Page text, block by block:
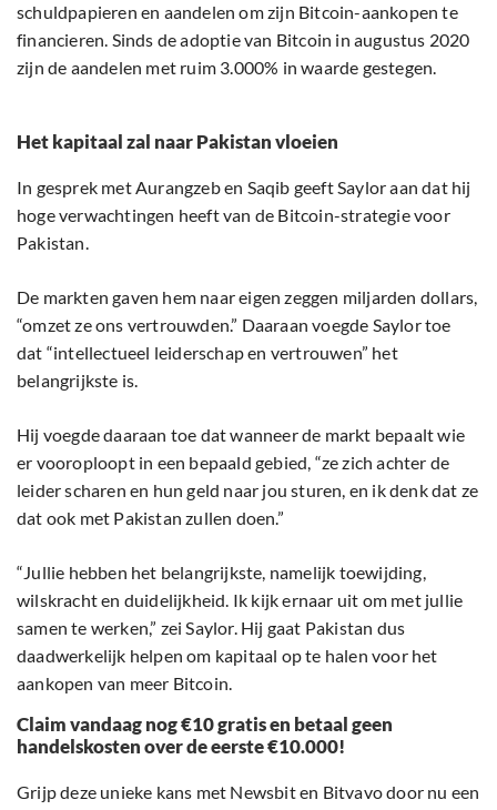
schuldpapieren en aandelen om zijn Bitcoin-aankopen te
financieren. Sinds de adoptie van Bitcoin in augustus 2020
zijn de aandelen met ruim 3.000% in waarde gestegen.
Het kapitaal zal naar Pakistan vloeien
In gesprek met Aurangzeb en Saqib geeft Saylor aan dat hij
hoge verwachtingen heeft van de Bitcoin-strategie voor
Pakistan.
De markten gaven hem naar eigen zeggen miljarden dollars,
“omzet ze ons vertrouwden.” Daaraan voegde Saylor toe
dat “intellectueel leiderschap en vertrouwen” het
belangrijkste is.
Hij voegde daaraan toe dat wanneer de markt bepaalt wie
er vooroploopt in een bepaald gebied, “ze zich achter de
leider scharen en hun geld naar jou sturen, en ik denk dat ze
dat ook met Pakistan zullen doen.”
“Jullie hebben het belangrijkste, namelijk toewijding,
wilskracht en duidelijkheid. Ik kijk ernaar uit om met jullie
samen te werken,” zei Saylor. Hij gaat Pakistan dus
daadwerkelijk helpen om kapitaal op te halen voor het
aankopen van meer Bitcoin.
Claim vandaag nog €10 gratis en betaal geen
handelskosten over de eerste €10.000!
Grijp deze unieke kans met Newsbit en Bitvavo door nu een